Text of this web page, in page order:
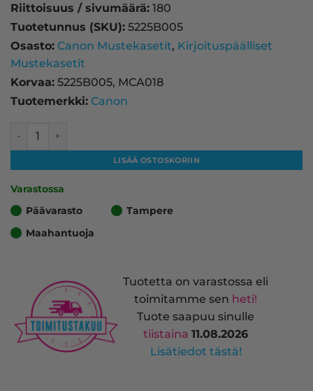
Riittoisuus / sivumäärä: 180
Tuotetunnus (SKU): 5225B005
Osasto: Canon Mustekasetit, Kirjoituspäälliset
Mustekasetit
Korvaa: 5225B005, MCA018
Tuotemerkki: Canon
Canon PG-540 mustekasetti, musta – tarvike, premium
LISÄÄ OSTOSKORIIN
Varastossa
Päävarasto
Tampere
Maahantuoja
Tuotetta on varastossa eli
toimitamme sen heti!
Tuote saapuu sinulle
tiistaina11.08.2026
Lisätiedot tästä!